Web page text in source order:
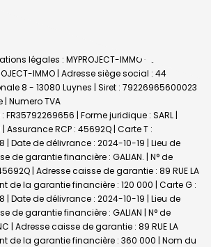
légales : MYPROJECT-IMMO - Luynes |
IMMO | Adresse siège social : 44
8 - 13080 Luynes | Siret : 79226965600023
| Numero TVA
| Forme juridique : SARL |
RCP : 45692Q | Carte T :
| Date de délivrance : 2024-10-19 | Lieu de
de garantie financière : GALIAN. | N° de
| Adresse caisse de garantie : 89 RUE LA
de la garantie financière : 120 000 | Carte G :
| Date de délivrance : 2024-10-19 | Lieu de
de garantie financière : GALIAN | N° de
| Adresse caisse de garantie : 89 RUE LA
de la garantie financière : 360 000 | Nom du